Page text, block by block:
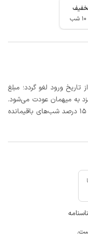
روز کامل قبل از تاریخ ورود لغو گردد؛ مبلغ
حداکثر 15 درصد کارمزد به میهمان عودت می‌شود.
در غیر اینصورت اجاره شب اول بعلاوه حداکثر 15 درصد شب‌های باقیمانده